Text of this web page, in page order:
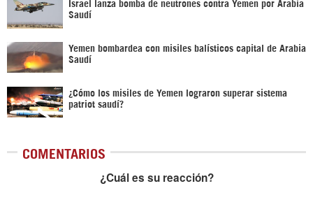
Israel lanza bomba de neutrones contra Yemen por Arabia
Saudí
Yemen bombardea con misiles balísticos capital de Arabia
Saudí
¿Cómo los misiles de Yemen lograron superar sistema
patriot saudí?
COMENTARIOS